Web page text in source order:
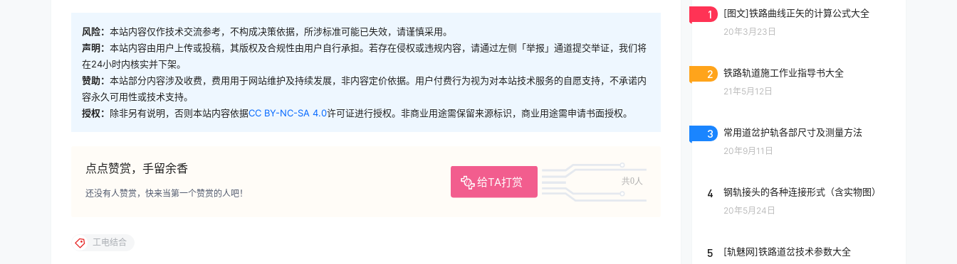
风险： 本站内容仅作技术交流参考，不构成决策依据，所涉标准可能已失效，请谨慎采用。
声明： 本站内容由用户上传或投稿，其版权及合规性由用户自行承担。若存在侵权或违规内容，请通过左侧「举报」通道提交举证，我们将
在24小时内核实并下架。
赞助： 本站部分内容涉及收费，费用用于网站维护及持续发展，非内容定价依据。用户付费行为视为对本站技术服务的自愿支持，不承诺内
容永久可用性或技术支持。
授权： 除非另有说明，否则本站内容依据CC BY-NC-SA 4.0许可证进行授权。非商业用途需保留来源标识，商业用途需申请书面授权。
点点赞赏，手留余香
给TA打赏 共0人
还没有人赞赏，快来当第一个赞赏的人吧！
工电结合
1 [图文]铁路曲线正矢的计算公式大全
20年3月23日
2 铁路轨道施工作业指导书大全
21年5月12日
3 常用道岔护轨各部尺寸及测量方法
20年9月11日
4 钢轨接头的各种连接形式（含实物图）
20年5月24日
5 [轨魅网]铁路道岔技术参数大全